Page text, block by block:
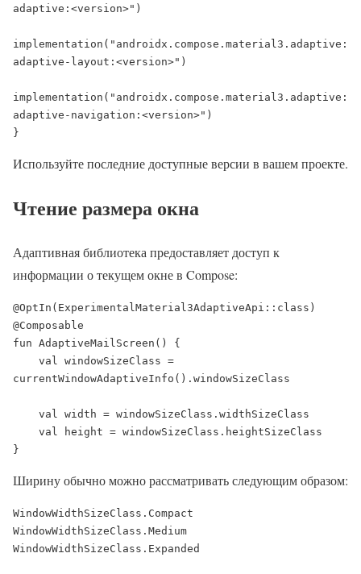
adaptive:<version>")
implementation("androidx.compose.material3.adaptive:
adaptive-layout:<version>")
implementation("androidx.compose.material3.adaptive:
adaptive-navigation:<version>")
}
Используйте последние доступные версии в вашем проекте.
Чтение размера окна
Адаптивная библиотека предоставляет доступ к
информации о текущем окне в Compose:
@OptIn(ExperimentalMaterial3AdaptiveApi::class)
@Composable
fun AdaptiveMailScreen() {
currentWindowAdaptiveInfo().windowSizeClass
}
Ширину обычно можно рассматривать следующим образом:
WindowWidthSizeClass.Compact
WindowWidthSizeClass.Medium
WindowWidthSizeClass.Expanded